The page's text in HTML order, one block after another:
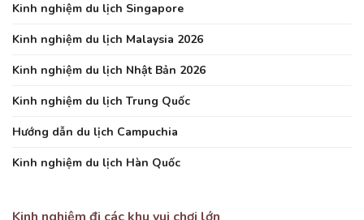
Kinh nghiệm du lịch Singapore
Kinh nghiệm du lịch Malaysia 2026
Kinh nghiệm du lịch Nhật Bản 2026
Kinh nghiệm du lịch Trung Quốc
Hướng dẫn du lịch Campuchia
Kinh nghiệm du lịch Hàn Quốc